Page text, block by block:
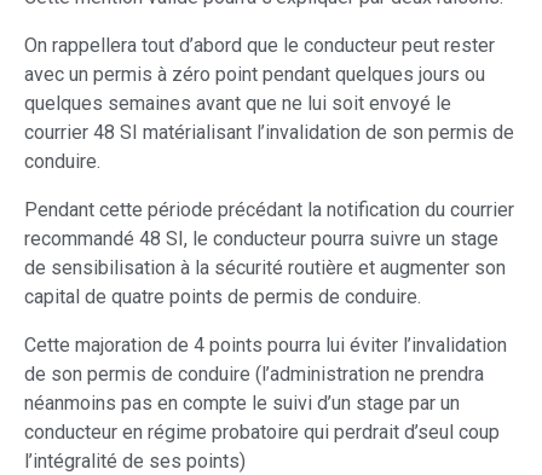
On rappellera tout d’abord que le conducteur peut rester
avec un permis à zéro point pendant quelques jours ou
quelques semaines avant que ne lui soit envoyé le
courrier 48 SI matérialisant l’invalidation de son permis de
conduire.
Pendant cette période précédant la notification du courrier
recommandé 48 SI, le conducteur pourra suivre un stage
de sensibilisation à la sécurité routière et augmenter son
capital de quatre points de permis de conduire.
Cette majoration de 4 points pourra lui éviter l’invalidation
de son permis de conduire (l’administration ne prendra
néanmoins pas en compte le suivi d’un stage par un
conducteur en régime probatoire qui perdrait d’seul coup
l’intégralité de ses points)